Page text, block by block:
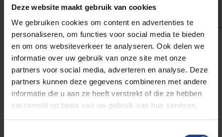
Deze website maakt gebruik van cookies
We gebruiken cookies om content en advertenties te
personaliseren, om functies voor social media te bieden
en om ons websiteverkeer te analyseren. Ook delen we
informatie over uw gebruik van onze site met onze
partners voor social media, adverteren en analyse. Deze
partners kunnen deze gegevens combineren met andere
informatie die u aan ze heeft verstrekt of die ze hebben
verzameld op basis van uw gebruik van hun services.
Nour
Student Biomedische
Wetenschappen